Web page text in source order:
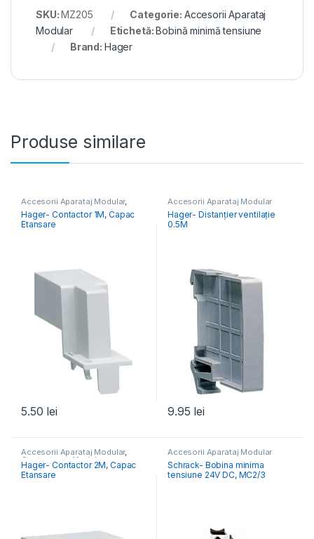
SKU:MZ205 Categorie: Accesorii Aparataj
Modular
Etichetă:Bobină minimă tensiune
Brand: Hager
Produse similare
Accesorii Aparataj Modular,
Contactoare Modulare
Hager- Contactor 1M, Capac
Etansare
5.50 lei
Accesorii Aparataj Modular
Hager- Distanțier ventilație
0.5M
9.95 lei
Accesorii Aparataj Modular,
Contactoare Modulare
Hager- Contactor 2M, Capac
Etansare
Accesorii Aparataj Modular
Schrack- Bobina minima
tensiune 24V DC, MC2/3